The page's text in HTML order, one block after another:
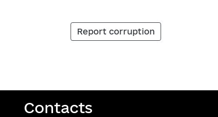
Report corruption
Contacts